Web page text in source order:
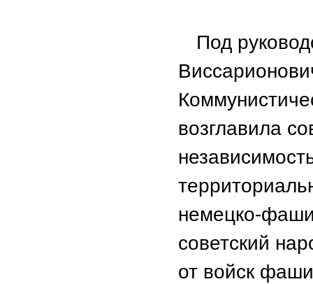
Под
возглавила
немецко-
советский
от войск